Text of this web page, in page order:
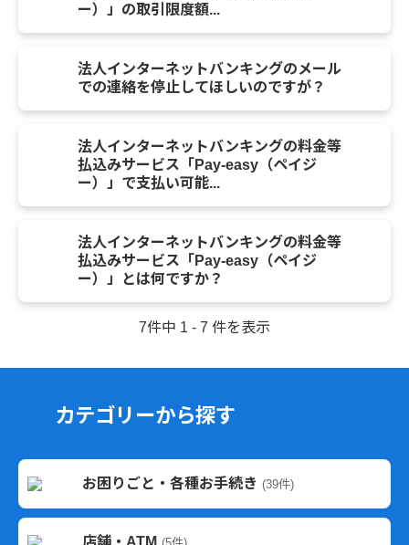
ー）」の取引限度額...
法人インターネットバンキングのメール
での連絡を停止してほしいのですが？
法人インターネットバンキングの料金等
払込みサービス「Pay-easy（ペイジ
ー）」で支払い可能...
法人インターネットバンキングの料金等
払込みサービス「Pay-easy（ペイジ
ー）」とは何ですか？
7件中 1 - 7 件を表示
カテゴリーから探す
お困りごと・各種お手続き (39件)